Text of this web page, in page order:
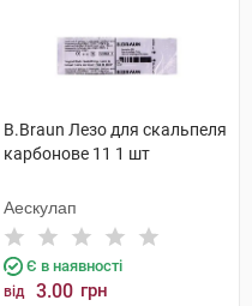
B.Braun Лезо для скальпеля
карбонове 11 1 шт
Аескулап
Є в наявності
від 3.00 грн